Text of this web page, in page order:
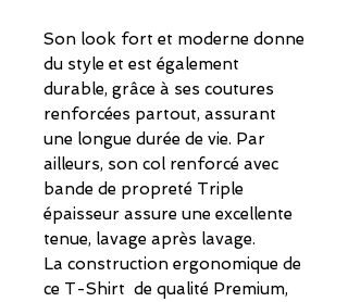
Son look fort et moderne donne
du style et est également
durable, grâce à ses coutures
renforcées partout, assurant
une longue durée de vie. Par
ailleurs, son col renforcé avec
bande de propreté Triple
épaisseur assure une excellente
tenue, lavage après lavage.
La construction ergonomique de
ce T-Shirt de qualité Premium,